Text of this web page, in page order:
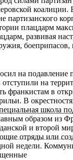
коалиции.
плацдарм
развивая
боеприпасов,
на подавление
отступили на
франкистам в
В
школа
образом из
и второй
отряды или
недели.